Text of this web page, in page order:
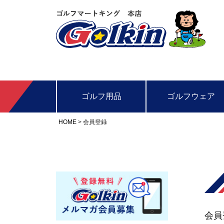
ゴルフ用品 ゴルフウェア
HOME 会員登録
会